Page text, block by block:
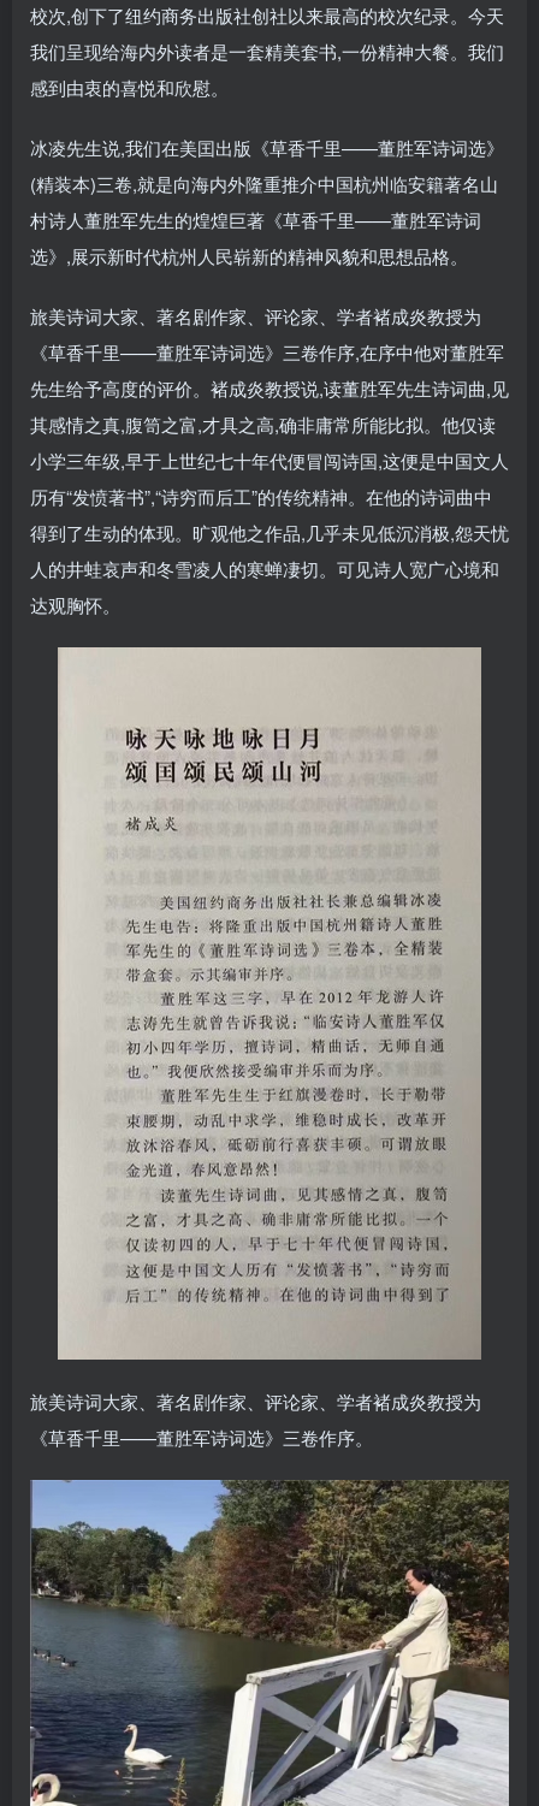
校次,创下了纽约商务出版社创社以来最高的校次纪录。今天
我们呈现给海内外读者是一套精美套书,一份精神大餐。我们
感到由衷的喜悦和欣慰。
冰凌先生说,我们在美囯出版《草香千里——董胜军诗词选》
(精装本)三卷,就是向海内外隆重推介中国杭州临安籍著名山
村诗人董胜军先生的煌煌巨著《草香千里——董胜军诗词
选》,展示新时代杭州人民崭新的精神风貌和思想品格。
旅美诗词大家、著名剧作家、评论家、学者褚成炎教授为
《草香千里——董胜军诗词选》三卷作序,在序中他对董胜军
先生给予高度的评价。褚成炎教授说,读董胜军先生诗词曲,见
其感情之真,腹笥之富,才具之高,确非庸常所能比拟。他仅读
小学三年级,早于上世纪七十年代便冒闯诗国,这便是中国文人
历有“发愤著书”,“诗穷而后工”的传统精神。在他的诗词曲中
得到了生动的体现。旷观他之作品,几乎未见低沉消极,怨天忧
人的井蛙哀声和冬雪凌人的寒蝉凄切。可见诗人宽广心境和
达观胸怀。
旅美诗词大家、著名剧作家、评论家、学者褚成炎教授为
《草香千里——董胜军诗词选》三卷作序。